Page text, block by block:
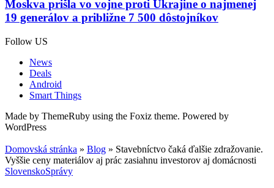
Moskva prišla vo vojne proti Ukrajine o najmenej
19 generálov a približne 7 500 dôstojníkov
Follow US
News
Deals
Android
Smart Things
Made by ThemeRuby using the Foxiz theme. Powered by
WordPress
Domovská stránka » Blog » Stavebníctvo čaká ďalšie zdražovanie.
Vyššie ceny materiálov aj prác zasiahnu investorov aj domácnosti
SlovenskoSprávy